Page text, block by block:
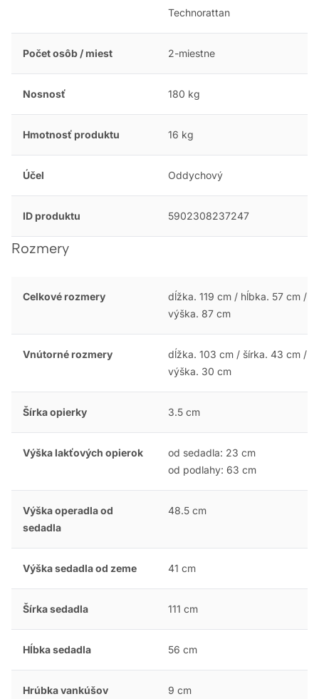
Technorattan
Počet osôb / miest 2-miestne
Nosnosť 180 kg
Hmotnosť produktu 16 kg
Účel Oddychový
ID produktu 5902308237247
Rozmery
Celkové rozmery
dĺžka. 119 cm / hĺbka. 57 cm /
výška. 87 cm
Vnútorné rozmery
dĺžka. 103 cm / šírka. 43 cm /
výška. 30 cm
Šírka opierky 3.5 cm
Výška lakťových opierok
od sedadla: 23 cm
od podlahy: 63 cm
Výška operadla od
sedadla
48.5 cm
Výška sedadla od zeme 41 cm
Šírka sedadla 111 cm
Hĺbka sedadla 56 cm
Hrúbka vankúšov 9 cm